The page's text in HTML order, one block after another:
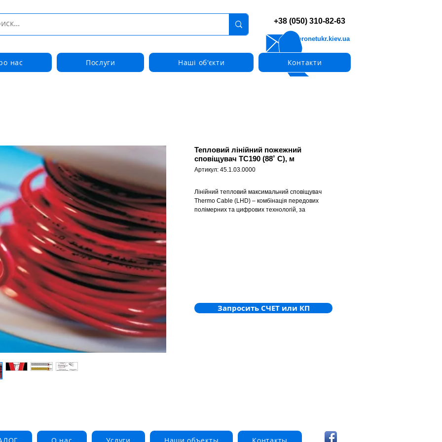
info@pronetukr.kiev.ua
+38 (050) 310-82-63
нас Послуги Наші об'єкти Контакти
Тепловий лінійний пожежний
сповіщувач ТС190 (88˚ С), м
Артикул: 45.1.03.0000
Лінійний тепловий максимальний сповіщувач
Thermo Cable (LHD) – комбінація передових
полімерних та цифрових технологій, за
Запросить СЧЕТ или КП